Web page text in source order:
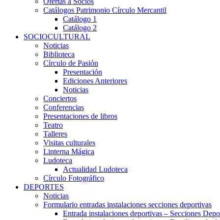
Catálogos Patrimonio Círculo Mercantil
Catálogo 1
Catálogo 2
SOCIOCULTURAL
Noticias
Biblioteca
Círculo de Pasión
Presentación
Ediciones Anteriores
Noticias
Conciertos
Conferencias
Presentaciones de libros
Teatro
Talleres
Visitas culturales
Linterna Mágica
Ludoteca
Actualidad Ludoteca
Círculo Fotográfico
DEPORTES
Noticias
Formulario entradas instalaciones secciones deportivas
Entrada instalaciones deportivas – Secciones